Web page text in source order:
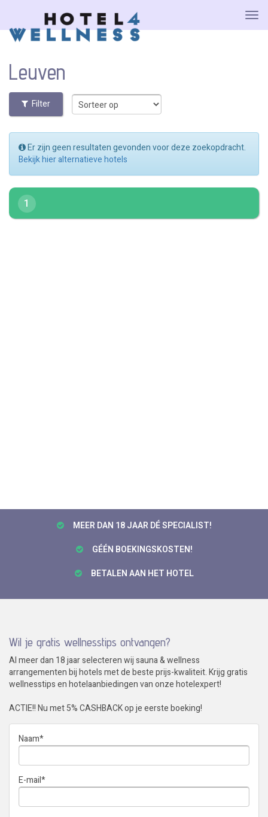
Leuven
Filter
Er zijn geen resultaten gevonden voor deze zoekopdracht.
Bekijk hier alternatieve hotels
1
MEER DAN 18 JAAR DÉ SPECIALIST!
GÉÉN BOEKINGSKOSTEN!
BETALEN AAN HET HOTEL
Wil je gratis wellnesstips ontvangen?
Al meer dan 18 jaar selecteren wij sauna & wellness
arrangementen bij hotels met de beste prijs-kwaliteit. Krijg gratis
wellnesstips en hotelaanbiedingen van onze hotelexpert!
ACTIE!! Nu met 5% CASHBACK op je eerste boeking!
Naam*
E-mail*